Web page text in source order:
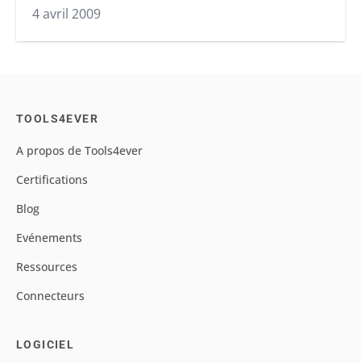
4 avril 2009
TOOLS4EVER
A propos de Tools4ever
Certifications
Blog
Evénements
Ressources
Connecteurs
LOGICIEL